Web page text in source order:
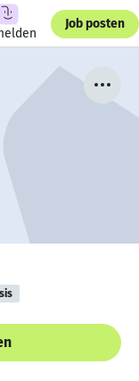
Job posten